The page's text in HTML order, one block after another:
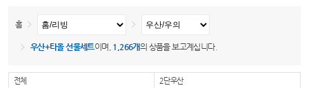
홈
우산+타올 선물세트이며, 1,266개의 상품을 보고계십니다.
전체
2단우산